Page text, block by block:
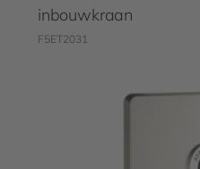
inbouwkraan
F5ET2031